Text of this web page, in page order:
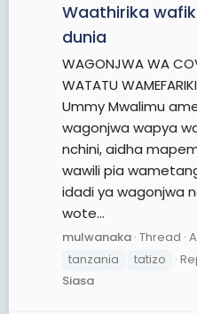
Waathirika
dunia
WAGONJWA WA
WATATU
Ummy Mwalimu
wagonjwa wapya
nchini, aidha
wawili pia
idadi ya wagonjwa
wote...
mulwanaka Thread
tanzania
tatizo
Siasa